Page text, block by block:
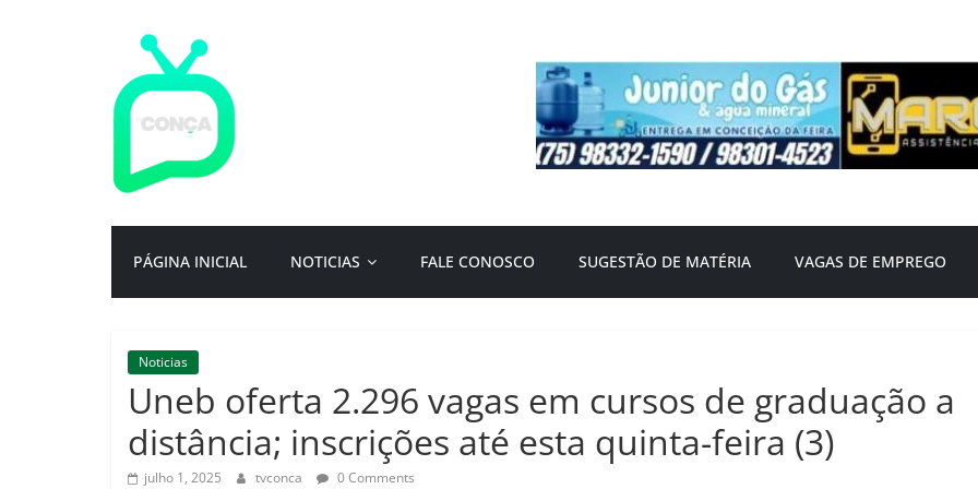
TV
Conça
portal
de
da
cidade
ternura
Por:
Isac
PÁGINA INICIAL NOTICIAS FALE CONOSCO SUGESTÃO DE MATÉRIA VAGAS DE EMPREGO
Noticias
Uneb oferta 2.296 vagas em cursos de graduação a
distância; inscrições até esta quinta-feira (3)
julho 1, 2025 tvconca 0 Comments